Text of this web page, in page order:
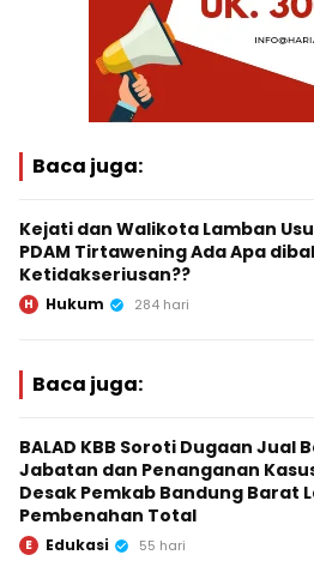
Baca juga:
Kejati dan Walikota Lamban
PDAM Tirtawening Ada Apa
Ketidakseriusan??
H Hukum 284 hari
Baca juga:
BALAD KBB Soroti Dugaan Jual
Jabatan dan Penanganan
Desak Pemkab Bandung Barat
Pembenahan Total
E Edukasi 55 hari